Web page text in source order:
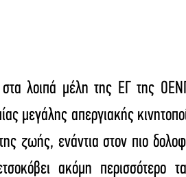
λοιπά μέλη της ΕΓ της
μεγάλης απεργιακής
ζωής, ενάντια στον πιο
ακόμη περισσότερο